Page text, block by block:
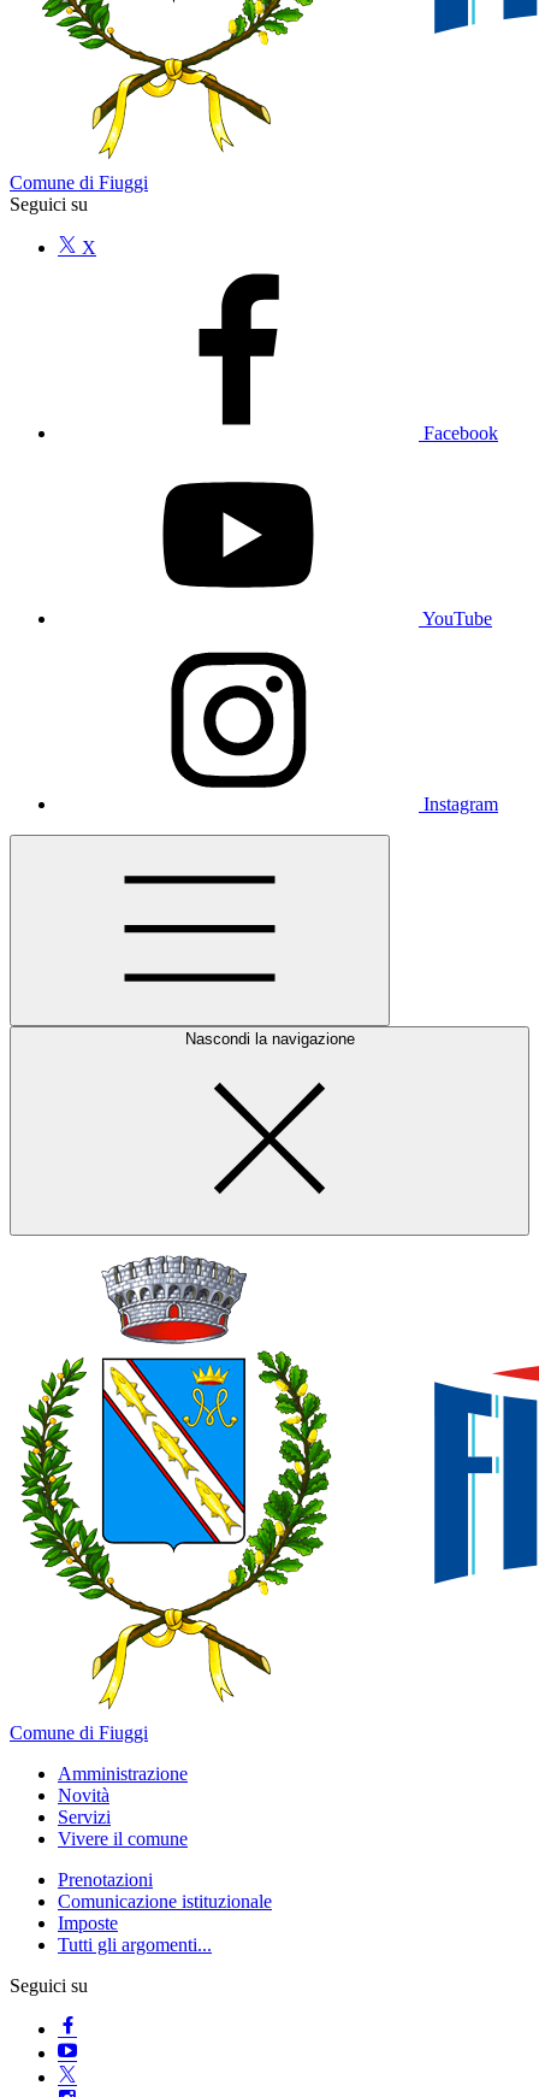
Comune di Fiuggi
Seguici su
X
Facebook
YouTube
Instagram
Nascondi la navigazione
Comune di Fiuggi
Amministrazione
Novità
Servizi
Vivere il comune
Prenotazioni
Comunicazione istituzionale
Imposte
Tutti gli argomenti...
Seguici su